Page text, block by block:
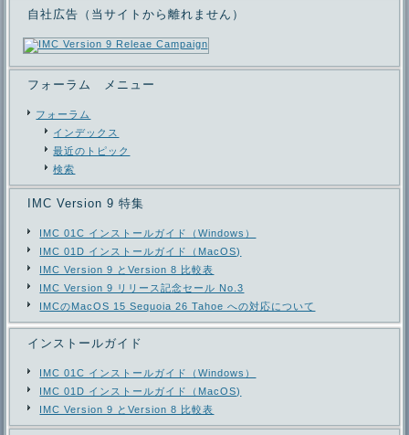
自社広告（当サイトから離れません）
フォーラム メニュー
フォーラム
インデックス
最近のトピック
検索
IMC Version 9 特集
IMC 01C インストールガイド（Windows）
IMC 01D インストールガイド（MacOS)
IMC Version 9 とVersion 8 比較表
IMC Version 9 リリース記念セール No.3
IMCのMacOS 15 Sequoia 26 Tahoe への対応について
インストールガイド
IMC 01C インストールガイド（Windows）
IMC 01D インストールガイド（MacOS)
IMC Version 9 とVersion 8 比較表